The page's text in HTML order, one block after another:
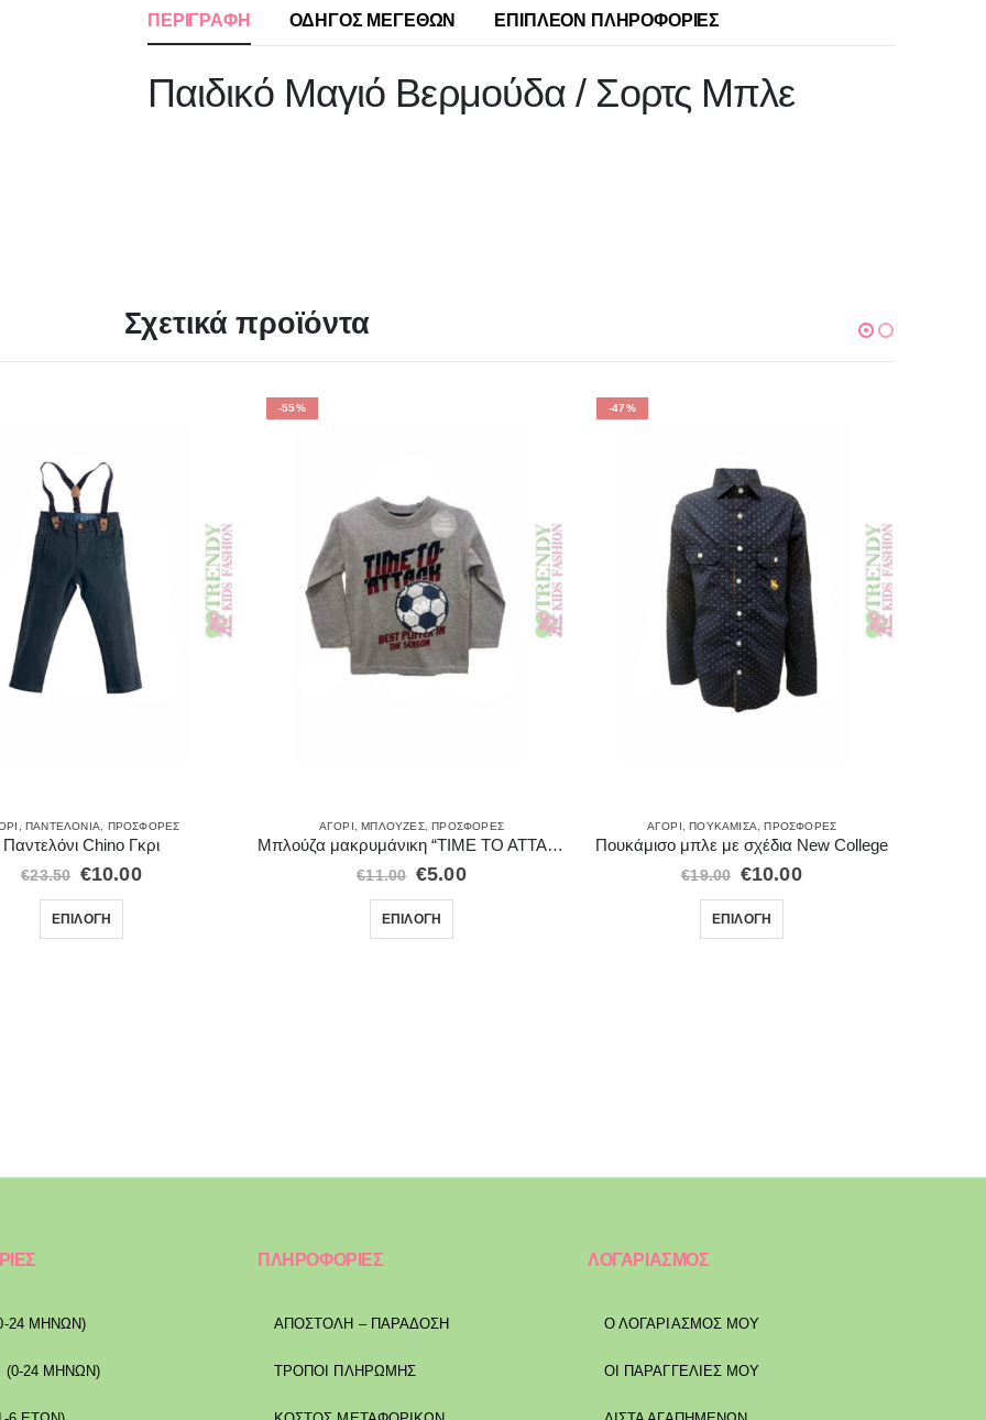
ΠΕΡΙΓΡΑΦΉ ΟΔΗΓΟΣ ΜΕΓΕΘΩΝ ΕΠΙΠΛΈΟΝ ΠΛΗΡΟΦΟΡΊΕΣ
Παιδικό Μαγιό Βερμούδα / Σορτς Μπλε
Σχετικά προϊόντα
,ΠΑΝΤΕΛΌΝΙΑ ΠΡΟΣΦΟΡΈΣ
Παντελόνι Chino Γκρι
€23.50 €10.00
ΕΠΙΛΟΓΉ
-55%
ΑΓΌΡΙ ,ΜΠΛΟΎΖΕΣ,ΠΡΟΣΦΟΡΈΣ
Μπλούζα μακρυμάνικη “TIME TO ATTACK”
€11.00 €5.00
ΕΠΙΛΟΓΉ
-47%
ΑΓΌΡΙ ,ΠΟΥΚΆΜΙΣΑ ,ΠΡΟΣΦΟΡΈΣ
Πουκάμισο μπλε με σχέδια New College
€19.00 €10.00
ΕΠΙΛΟΓΉ
24 ΜΗΝΩΝ)
(0-24 ΜΗΝΩΝ)
ΠΛΗΡΟΦΟΡΙΕΣ
ΑΠΟΣΤΟΛΉ – ΠΑΡΆΔΟΣΗ
ΤΡΌΠΟΙ ΠΛΗΡΩΜΉΣ
ΛΟΓΑΡΙΑΣΜΟΣ
Ο ΛΟΓΑΡΙΑΣΜΟΣ ΜΟΥ
ΟΙ ΠΑΡΑΓΓΕΛΙΕΣ ΜΟΥ